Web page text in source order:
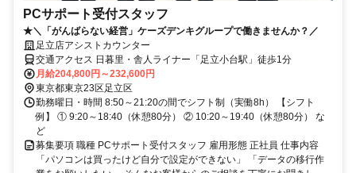
PCサポート受付スタッフ
★＼「がんばらない経営」ケーズデンキグループで働きませんか？／
足立店アシストカウンター
交通アクセス 日暮里・舎人ライナー「足立小台駅」徒歩1分
月給204,800円～232,600円
東京都東京23区足立区
勤務曜日・時間 8:50～21:20の間でシフト制（実働8h） 【シフト
例】 ① 9:20～18:40（休憩80分） ② 10:20～19:40（休憩80分） な
ど
募集要項 職種 PCサポート受付スタッフ 雇用形態 正社員 仕事内容
「パソコンは買ったけど自分で設定ができない」 「データの移行作